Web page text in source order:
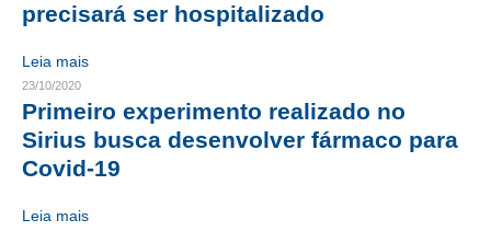
CURSOS
ENGENHEIRO EMPREENDEDOR
SEESP EDUCAÇÃO
PLATAFORMAS GRATUITAS
precisará ser hospitalizado
Leia mais
23/10/2020
Primeiro experimento realizado no
Sirius busca desenvolver fármaco para
Covid-19
Leia mais